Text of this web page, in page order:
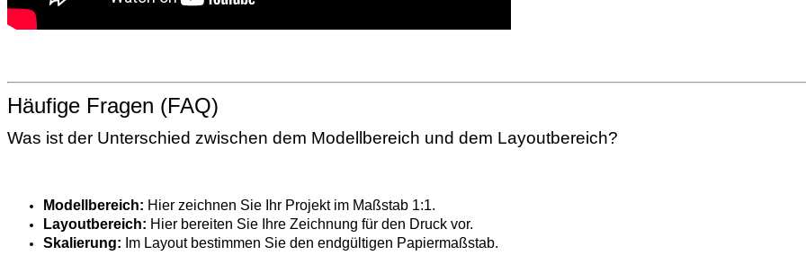
Häufige Fragen (FAQ)
Was ist der Unterschied zwischen dem Modellbereich und dem Layoutbereich?
Modellbereich: Hier zeichnen Sie Ihr Projekt im Maßstab 1:1.
Layoutbereich: Hier bereiten Sie Ihre Zeichnung für den Druck vor.
Skalierung: Im Layout bestimmen Sie den endgültigen Papiermaßstab.